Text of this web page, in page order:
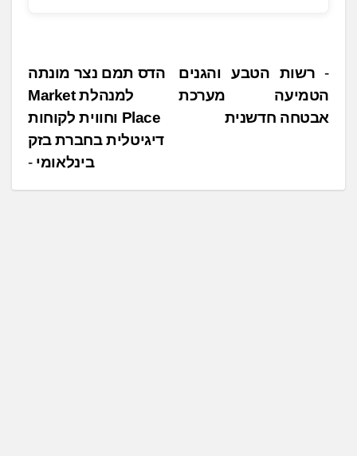
נ
י
ו
ט
הדס תמם נצר מונתה
למנהלת Market
Place וחווית לקוחות
דיגיטלית בחברת בזק
בינלאומי
רשות הטבע והגנים
הטמיעה מערכת
אבטחה חדשנית